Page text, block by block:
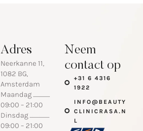
Adres
Neerkanne 11,
1082 BG,
Amsterdam
Maandag .................
09:00 – 21:00
Dinsdag ....................
09:00 – 21:00
Neem
contact op
+31 6 4316
1922
INFO@BEAUTY
CLINICRASA.N
L